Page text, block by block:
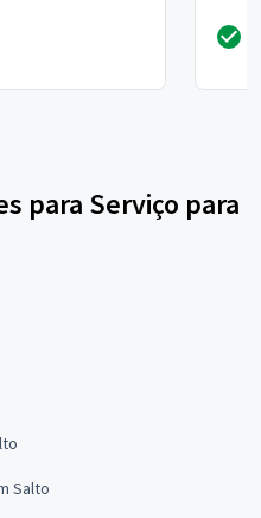
para Serviço para
Salto